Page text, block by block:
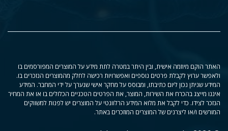
האתר הוקם מיוזמה אישית, ובין היתר במטרה לתת מידע על המוצרים המפורסמים בו
ולאפשר ערוץ לקבלת פרטים נוספים ואפשרויות רכישה לחלק מהמוצרים הנזכרים בו.
המידע שניתן נכון ליום כתיבתו, ומבוסס על מחקר אישי שנערך על ידי המחבר. המידע
איננו מייצג בהכרח את השירות, המוצר, את הפרטים הטכניים הכלולים בו או את המחיר
הנזכר לצידו. כדי לקבל את מלוא המידע הרלוונטי על המוצרים יש לפנות למשווקים
המורשים ו/או ליצרנים של המוצרים המוזכרים באתר.